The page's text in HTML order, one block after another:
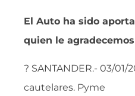
El Auto ha sido
quien le
? SANTANDER.- 03/01/
cautelares. Pyme